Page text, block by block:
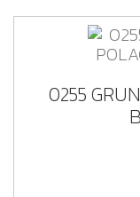
0255